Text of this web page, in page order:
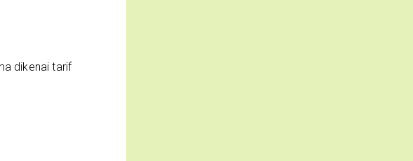
dikenai tarif